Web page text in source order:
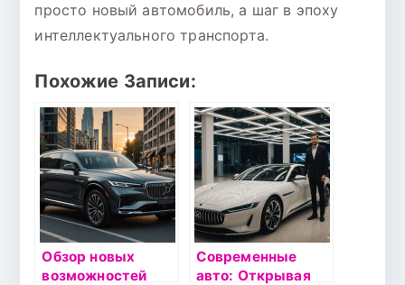
просто новый автомобиль, а шаг в эпоху
интеллектуального транспорта.
Похожие Записи:
Обзор новых
возможностей
Современные
авто: Открывая